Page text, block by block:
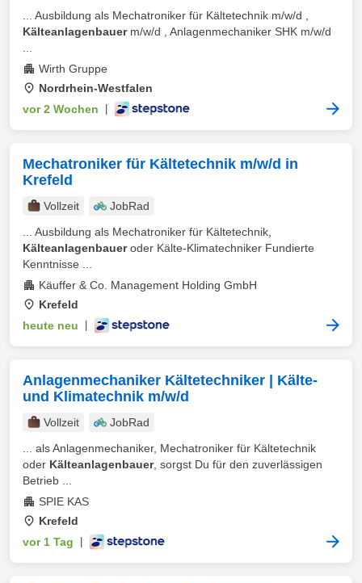
... Ausbildung als Mechatroniker für Kältetechnik m/w/d ,
Kälteanlagenbauerm/w/d , Anlagenmechaniker SHK m/w/d
Wirth Gruppe
Nordrhein-Westfalen
vor 2 Wochen
Mechatroniker für Kältetechnik m/w/d in
Krefeld
Vollzeit
JobRad
... Ausbildung als Mechatroniker für Kältetechnik,
Kälteanlagenbaueroder Kälte-Klimatechniker Fundierte
Kenntnisse ...
Käuffer & Co. Management Holding GmbH
Krefeld
heute neu
Anlagenmechaniker Kältetechniker | Kälte-
und Klimatechnik m/w/d
Vollzeit
JobRad
... als Anlagenmechaniker, Mechatroniker für Kältetechnik
oder Kälteanlagenbauer, sorgst Du für den zuverlässigen
Betrieb ...
SPIE KAS
Krefeld
vor 1 Tag